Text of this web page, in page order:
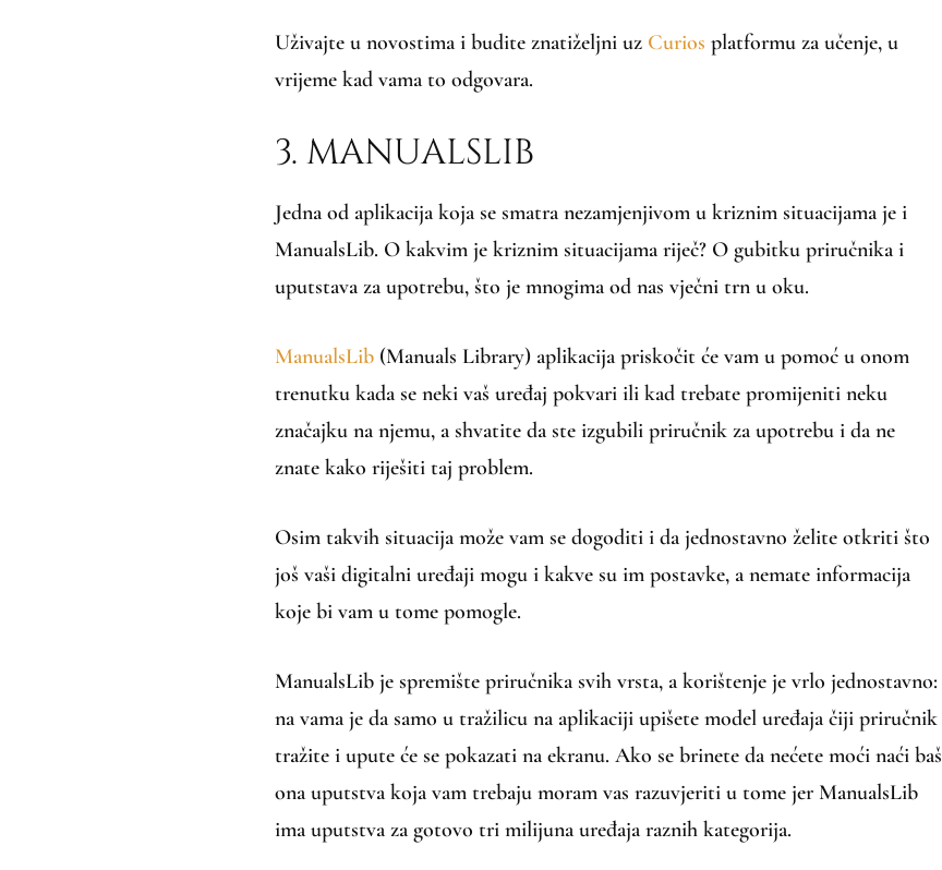
Uživajte u novostima i budite znatiželjni uz Curios platformu za učenje, u
vrijeme kad vama to odgovara.
3. MANUALSLIB
Jedna od aplikacija koja se smatra nezamjenjivom u kriznim situacijama je i
ManualsLib. O kakvim je kriznim situacijama riječ? O gubitku priručnika i
uputstava za upotrebu, što je mnogima od nas vječni trn u oku.
ManualsLib (Manuals Library) aplikacija priskočit će vam u pomoć u onom
trenutku kada se neki vaš uređaj pokvari ili kad trebate promijeniti neku
značajku na njemu, a shvatite da ste izgubili priručnik za upotrebu i da ne
znate kako riješiti taj problem.
Osim takvih situacija može vam se dogoditi i da jednostavno želite otkriti što
još vaši digitalni uređaji mogu i kakve su im postavke, a nemate informacija
koje bi vam u tome pomogle.
ManualsLib je spremište priručnika svih vrsta, a korištenje je vrlo jednostavno:
na vama je da samo u tražilicu na aplikaciji upišete model uređaja čiji priručnik
tražite i upute će se pokazati na ekranu. Ako se brinete da nećete moći naći baš
ona uputstva koja vam trebaju moram vas razuvjeriti u tome jer ManualsLib
ima uputstva za gotovo tri milijuna uređaja raznih kategorija.